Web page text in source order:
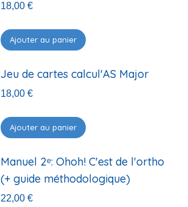
18,00 €
Ajouter au panier
Jeu de cartes calcul'AS Major
18,00 €
Ajouter au panier
Manuel 2ᵉ: Ohoh! C'est de l'ortho
(+ guide méthodologique)
22,00 €